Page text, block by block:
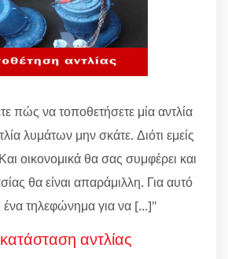
πώς να τοποθετήσετε μία αντλία
λυμάτων μην σκάτε. Διότι εμείς
οικονομικά θα σας συμφέρει και
θα είναι απαράμιλλη. Για αυτό
ένα τηλεφώνημα για να [...]"
αντλίας